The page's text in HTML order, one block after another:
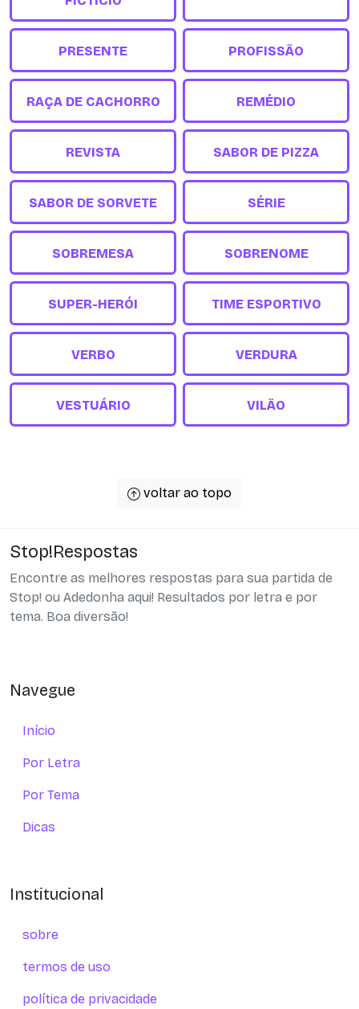
PRESENTE PROFISSÃO
RAÇA DE CACHORRO REMÉDIO
REVISTA SABOR DE PIZZA
SABOR DE SORVETE SÉRIE
SOBREMESA SOBRENOME
SUPER-HERÓI TIME ESPORTIVO
VERBO VERDURA
VESTUÁRIO VILÃO
voltar ao topo
Stop!Respostas
Encontre as melhores respostas para sua partida de
Stop! ou Adedonha aqui! Resultados por letra e por
tema. Boa diversão!
Navegue
Início
Por Letra
Por Tema
Dicas
Institucional
sobre
termos de uso
política de privacidade